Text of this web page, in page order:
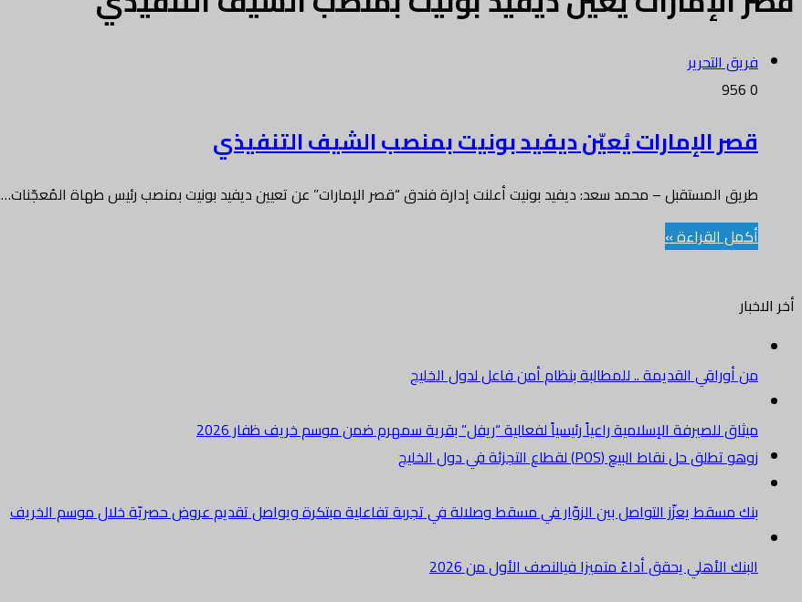
فريق التحرير
0
قصر الإمارات يُعيّن ديفيد بونيت بمنصب الشيف التنفيذي
طريق المستقبل – محمد سعد: ديفيد بونيت أعلنت إدارة فندق “قصر الإمارات” عن تعيين ديفيد بونيت بمنصب رئيس طهاة المُعجّنات…
أكمل القراءة »
أخر الاخبار
من أوراقي القديمة .. للمطالبة بنظام أمن فاعل لدول الخليج
ميثاق للصيرفة الإسلامية راعياً رئيسياً لفعالية “ريفل” بقرية سمهرم ضمن موسم خريف ظفار 2026
زوهو تطلق حل نقاط البيع (POS) لقطاع التجزئة في دول الخليج
بنك مسقط يعزّز التواصل بين الزوّار في مسقط وصلالة في تجربة تفاعلية مبتكرة ويواصل تقديم عروض حصريّة خلال موسم الخريف
البنك الأهلي يحقق أداءً متميزا فيالنصف الأول من 2026